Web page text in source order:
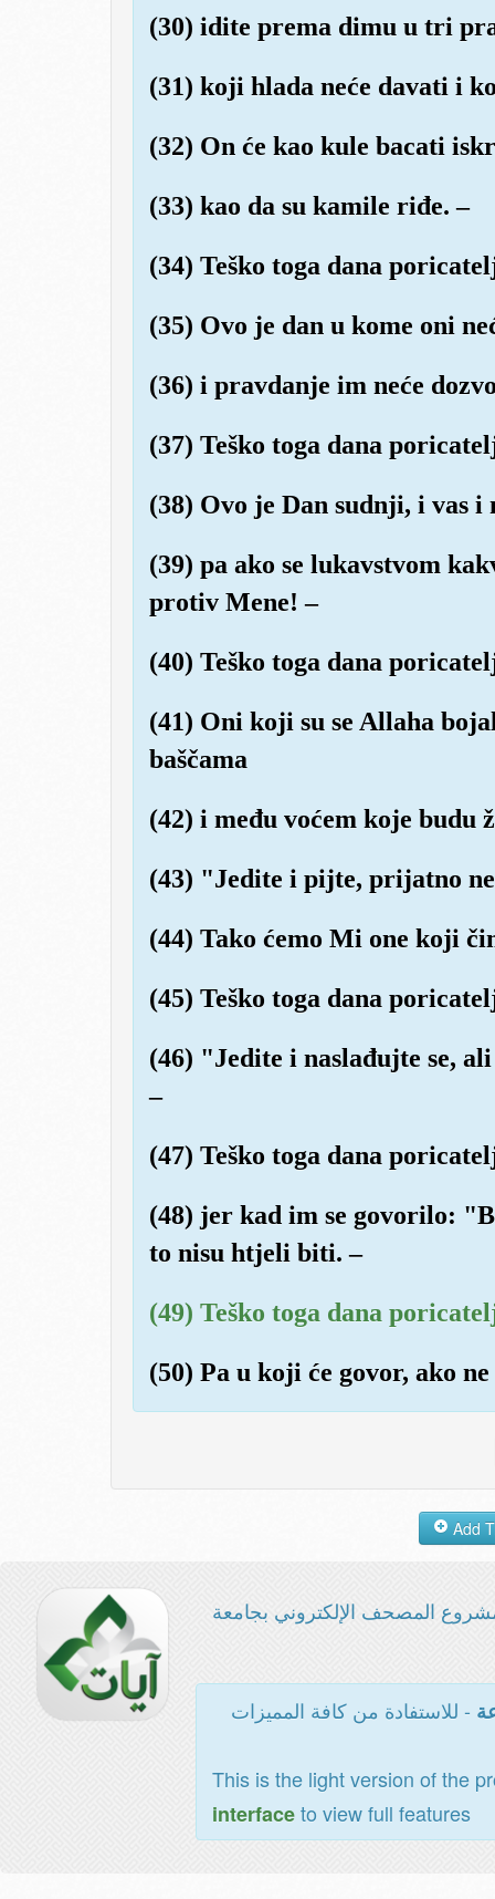
(30) idite prema dimu u tri
(31) koji hlada neće davati i
(32) On će kao kule bacati
(33) kao da su kamile riđe. –
(34) Teško toga dana
(35) Ovo je dan u kome oni
(36) i pravdanje im neće
(37) Teško toga dana
(38) Ovo je Dan sudnji, i vas
(39) pa ako se lukavstvom
protiv Mene! –
(40) Teško toga dana
(41) Oni koji su se Allaha
baščama
(42) i među voćem koje budu
(43) "Jedite i pijte, prijatno
(44) Tako ćemo Mi one koji
(45) Teško toga dana
(46) "Jedite i naslađujte se,
–
(47) Teško toga dana
(48) jer kad im se govorilo:
to nisu htjeli biti. –
(49) Teško toga dana
(50) Pa u koji će govor, ako
المصحف الإلكتروني بجامعة
- للاستفادة من كافة المميزات
This is the light version of the
interfaceto view full features